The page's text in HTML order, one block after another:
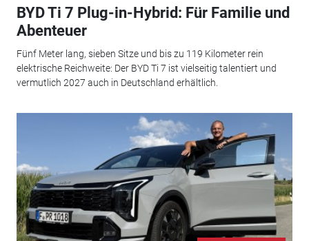
BYD Ti 7 Plug-in-Hybrid: Für Familie und
Abenteuer
Fünf Meter lang, sieben Sitze und bis zu 119 Kilometer rein
elektrische Reichweite: Der BYD Ti 7 ist vielseitig talentiert und
vermutlich 2027 auch in Deutschland erhältlich.